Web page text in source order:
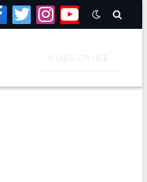
TwitterInstagramYouTube